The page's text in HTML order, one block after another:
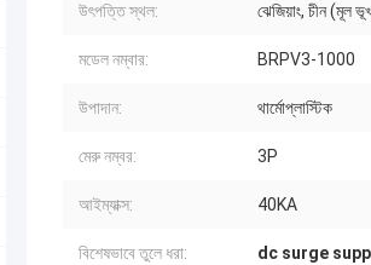
উৎপত্তি স্থল: ঝেজিয়াং, চীন (মূল
মডেল নম্বার: BRPV3-1000
উপাদান: থার্মোপ্লাস্টিক
মেরু নম্বর: 3P
আইম্যাক্স: 40KA
বিশেষভাবে তুলে ধরা: dc surge